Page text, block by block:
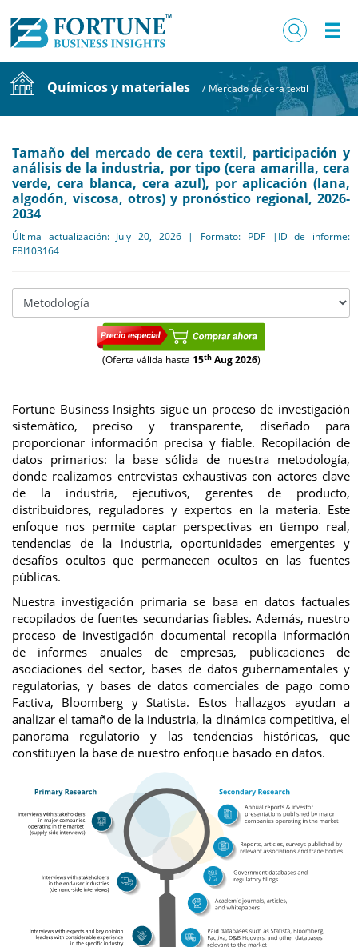
Químicos y materiales / Mercado de cera textil
Tamaño del mercado de cera textil, participación y
análisis de la industria, por tipo (cera amarilla, cera
verde, cera blanca, cera azul), por aplicación (lana,
algodón, viscosa, otros) y pronóstico regional, 2026-
2034
Última actualización: July 20, 2026 | Formato: PDF |ID de informe:
FBI103164
(Oferta válida hasta 15thAug 2026)
Fortune Business Insights sigue un proceso de investigación
sistemático, preciso y transparente, diseñado para
proporcionar información precisa y fiable. Recopilación de
datos primarios: la base sólida de nuestra metodología,
donde realizamos entrevistas exhaustivas con actores clave
de la industria, ejecutivos, gerentes de producto,
distribuidores, reguladores y expertos en la materia. Este
enfoque nos permite captar perspectivas en tiempo real,
tendencias de la industria, oportunidades emergentes y
desafíos ocultos que permanecen ocultos en las fuentes
públicas.
Nuestra investigación primaria se basa en datos factuales
recopilados de fuentes secundarias fiables. Además, nuestro
proceso de investigación documental recopila información
de informes anuales de empresas, publicaciones de
asociaciones del sector, bases de datos gubernamentales y
regulatorias, y bases de datos comerciales de pago como
Factiva, Bloomberg y Statista. Estos hallazgos ayudan a
analizar el tamaño de la industria, la dinámica competitiva, el
panorama regulatorio y las tendencias históricas, que
constituyen la base de nuestro enfoque basado en datos.